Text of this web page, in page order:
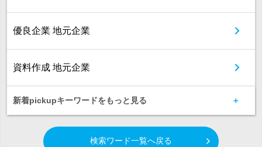
優良企業 地元企業
資料作成 地元企業
新着pickupキーワードをもっと見る
検索ワード一覧へ戻る